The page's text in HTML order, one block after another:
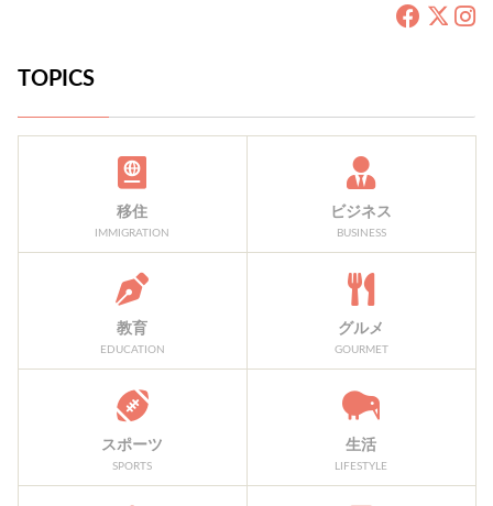
TOPICS
移住
IMMIGRATION
ビジネス
BUSINESS
教育
EDUCATION
グルメ
GOURMET
スポーツ
SPORTS
生活
LIFESTYLE